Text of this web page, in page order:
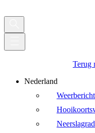
Terug
Nederland